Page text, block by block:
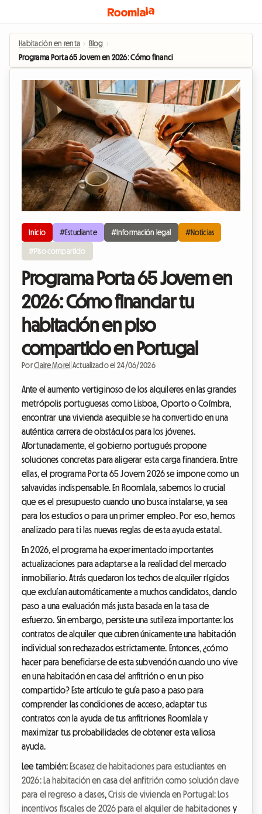
Habitación en renta › Blog ›
Programa Porta 65 Jovem en 2026: Cómo financiar tu habitación en piso
Inicio #Estudiante #Información legal #Noticias
#Piso compartido
Programa Porta 65 Jovem en
2026: Cómo financiar tu
habitación en piso
compartido en Portugal
PorClaire Morel Actualizado el 24/06/2026
Ante el aumento vertiginoso de los alquileres en las grandes
metrópolis portuguesas como Lisboa, Oporto o Coímbra,
encontrar una vivienda asequible se ha convertido en una
auténtica carrera de obstáculos para los jóvenes.
Afortunadamente, el gobierno portugués propone
soluciones concretas para aligerar esta carga financiera. Entre
ellas, el programa Porta 65 Jovem 2026 se impone como un
salvavidas indispensable. En Roomlala, sabemos lo crucial
que es el presupuesto cuando uno busca instalarse, ya sea
para los estudios o para un primer empleo. Por eso, hemos
analizado para ti las nuevas reglas de esta ayuda estatal.
En 2026, el programa ha experimentado importantes
actualizaciones para adaptarse a la realidad del mercado
inmobiliario. Atrás quedaron los techos de alquiler rígidos
que excluían automáticamente a muchos candidatos, dando
paso a una evaluación más justa basada en la tasa de
esfuerzo. Sin embargo, persiste una sutileza importante: los
contratos de alquiler que cubren únicamente una habitación
individual son rechazados estrictamente. Entonces, ¿cómo
hacer para beneficiarse de esta subvención cuando uno vive
en una habitación en casa del anfitrión o en un piso
compartido? Este artículo te guía paso a paso para
comprender las condiciones de acceso, adaptar tus
contratos con la ayuda de tus anfitriones Roomlala y
maximizar tus probabilidades de obtener esta valiosa
ayuda.
Lee también: Escasez de habitaciones para estudiantes en
2026: La habitación en casa del anfitrión como solución clave
para el regreso a clases,Crisis de vivienda en Portugal: Los
incentivos fiscales de 2026 para el alquiler de habitaciones y